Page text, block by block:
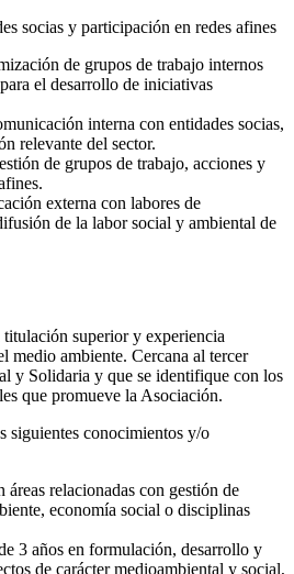
socias y participación en redes afines
de grupos de trabajo internos
el desarrollo de iniciativas
interna con entidades socias,
relevante del sector.
de grupos de trabajo, acciones y
externa con labores de
de la labor social y ambiental de
superior y experiencia
medio ambiente. Cercana al tercer
y Solidaria y que se identifique con los
que promueve la Asociación.
siguientes conocimientos y/o
relacionadas con gestión de
economía social o disciplinas
3 años en formulación, desarrollo y
de carácter medioambiental y social,